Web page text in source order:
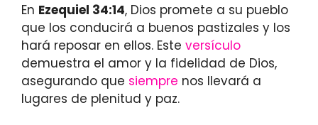
En Ezequiel 34:14, Dios promete a su pueblo
que los conducirá a buenos pastizales y los
hará reposar en ellos. Este versículo
demuestra el amor y la fidelidad de Dios,
asegurando que siempre nos llevará a
lugares de plenitud y paz.